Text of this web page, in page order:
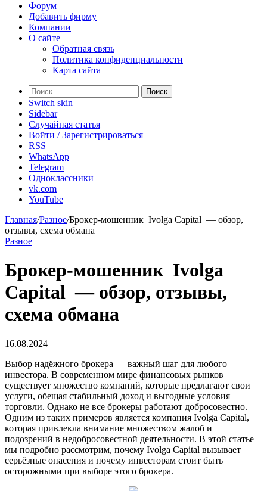
Форум
Добавить фирму
Компании
О сайте
Обратная связь
Политика конфиденциальности
Карта сайта
Поиск
Switch skin
Sidebar
Случайная статья
Войти / Зарегистрироваться
RSS
WhatsApp
Telegram
Одноклассники
vk.com
YouTube
Главная/Разное/Брокер-мошенник Ivolga Capital — обзор,
отзывы, схема обмана
Разное
Брокер-мошенник Ivolga
Capital — обзор, отзывы,
схема обмана
16.08.2024
Выбор надёжного брокера — важный шаг для любого
инвестора. В современном мире финансовых рынков
существует множество компаний, которые предлагают свои
услуги, обещая стабильный доход и выгодные условия
торговли. Однако не все брокеры работают добросовестно.
Одним из таких примеров является компания Ivolga Capital,
которая привлекла внимание множеством жалоб и
подозрений в недобросовестной деятельности. В этой статье
мы подробно рассмотрим, почему Ivolga Capital вызывает
серьёзные опасения и почему инвесторам стоит быть
осторожными при выборе этого брокера.